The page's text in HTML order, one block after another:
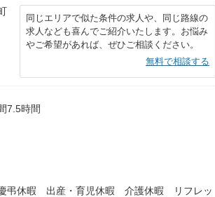
同じエリアで似た条件の求人や、同じ路線の
求人なども喜んでご紹介いたします。お悩み
やご希望があれば、ぜひご相談ください。
無料で相談する
7.5時間
弔休暇 出産・育児休暇 介護休暇 リフレッ